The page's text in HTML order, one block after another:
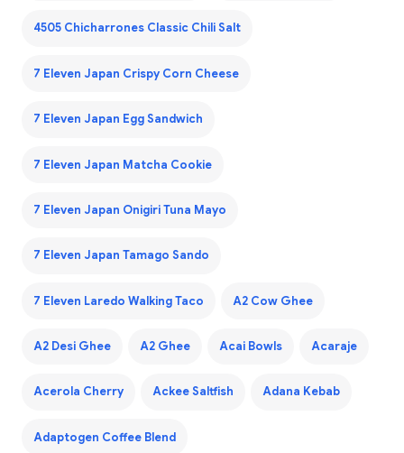
4505 Chicharrones Classic Chili Salt
7 Eleven Japan Crispy Corn Cheese
7 Eleven Japan Egg Sandwich
7 Eleven Japan Matcha Cookie
7 Eleven Japan Onigiri Tuna Mayo
7 Eleven Japan Tamago Sando
7 Eleven Laredo Walking Taco A2 Cow Ghee
A2 Desi Ghee A2 Ghee Acai Bowls Acaraje
Acerola Cherry Ackee Saltfish Adana Kebab
Adaptogen Coffee Blend